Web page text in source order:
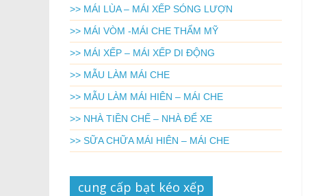
>> MÁI LÙA – MÁI XẾP SÓNG LƯỢN
>> MÁI VÒM -MÁI CHE THẨM MỸ
>> MÁI XẾP – MÁI XẾP DI ĐỘNG
>> MẪU LÀM MÁI CHE
>> MẪU LÀM MÁI HIÊN – MÁI CHE
>> NHÀ TIỀN CHẾ – NHÀ ĐỂ XE
>> SỮA CHỮA MÁI HIÊN – MÁI CHE
cung cấp bạt kéo xếp